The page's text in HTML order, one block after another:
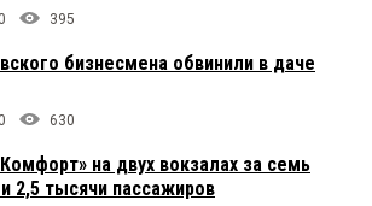
0 395
бизнесмена обвинили в даче
0 630
на двух вокзалах за семь
2,5 тысячи пассажиров